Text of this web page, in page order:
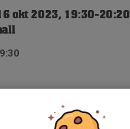
okt 2023, 19:30-20:20